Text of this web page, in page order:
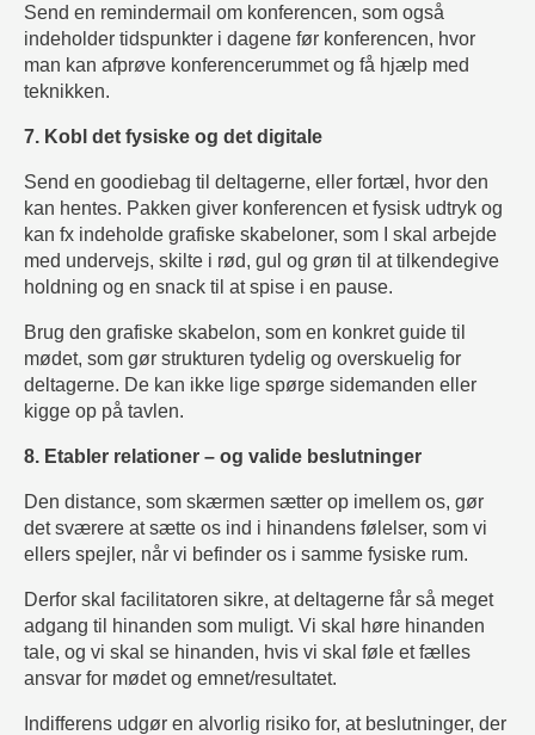
Send en remindermail om konferencen, som også
indeholder tidspunkter i dagene før konferencen, hvor
man kan afprøve konferencerummet og få hjælp med
teknikken.
7. Kobl det fysiske og det digitale
Send en goodiebag til deltagerne, eller fortæl, hvor den
kan hentes. Pakken giver konferencen et fysisk udtryk og
kan fx indeholde grafiske skabeloner, som I skal arbejde
med undervejs, skilte i rød, gul og grøn til at tilkendegive
holdning og en snack til at spise i en pause.
Brug den grafiske skabelon, som en konkret guide til
mødet, som gør strukturen tydelig og overskuelig for
deltagerne. De kan ikke lige spørge sidemanden eller
kigge op på tavlen.
8. Etabler relationer – og valide beslutninger
Den distance, som skærmen sætter op imellem os, gør
det sværere at sætte os ind i hinandens følelser, som vi
ellers spejler, når vi befinder os i samme fysiske rum.
Derfor skal facilitatoren sikre, at deltagerne får så meget
adgang til hinanden som muligt. Vi skal høre hinanden
tale, og vi skal se hinanden, hvis vi skal føle et fælles
ansvar for mødet og emnet/resultatet.
Indifferens udgør en alvorlig risiko for, at beslutninger, der